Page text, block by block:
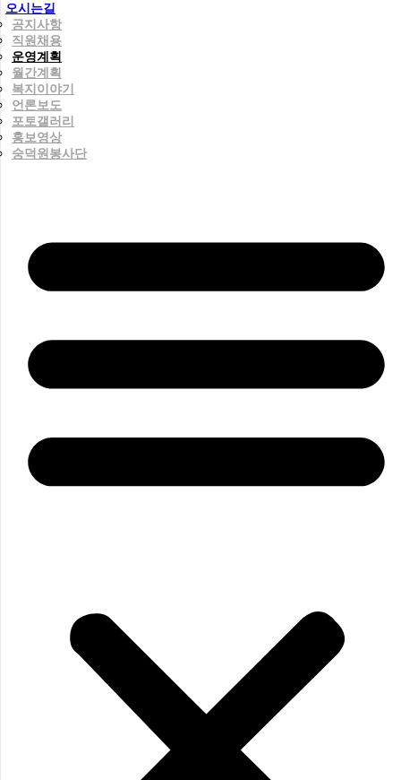
오시는길
공지사항
직원채용
운영계획
월간계획
복지이야기
언론보도
포토갤러리
홍보영상
숭덕원봉사단